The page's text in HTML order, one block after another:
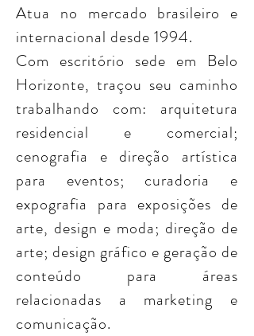
Atua no mercado brasileiro e
internacional desde 1994.
Com escritório sede em Belo
Horizonte, traçou seu caminho
trabalhando com: arquitetura
residencial e comercial;
cenografia e direção artística
para eventos; curadoria e
expografia para exposições de
arte, design e moda; direção de
arte; design gráfico e geração de
conteúdo para áreas
relacionadas a marketing e
comunicação.